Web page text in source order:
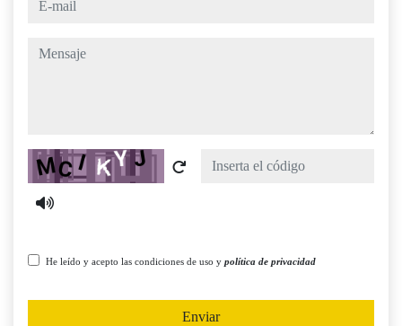
mensaje
Captcha
He leído y acepto las condiciones de uso y política de privacidad
Enviar